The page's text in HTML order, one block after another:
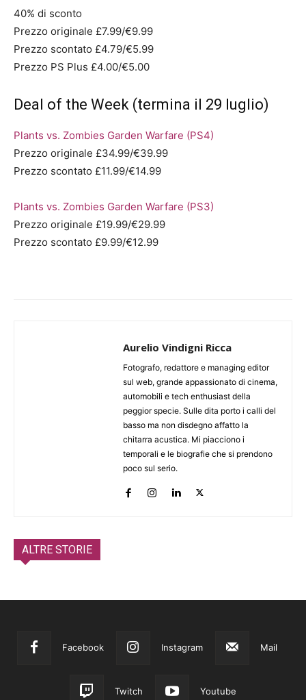
40% di sconto
Prezzo originale £7.99/€9.99
Prezzo scontato £4.79/€5.99
Prezzo PS Plus £4.00/€5.00
Deal of the Week (termina il 29 luglio)
Plants vs. Zombies Garden Warfare (PS4)
Prezzo originale £34.99/€39.99
Prezzo scontato £11.99/€14.99
Plants vs. Zombies Garden Warfare (PS3)
Prezzo originale £19.99/€29.99
Prezzo scontato £9.99/€12.99
Aurelio Vindigni Ricca
Fotografo, redattore e managing editor
sul web, grande appassionato di cinema,
automobili e tech enthusiast della
peggior specie. Sulle dita porto i calli del
basso ma non disdegno affatto la
chitarra acustica. Mi piacciono i
temporali e le biografie che si prendono
poco sul serio.
ALTRE STORIE
Facebook Instagram Mail
Twitch Youtube